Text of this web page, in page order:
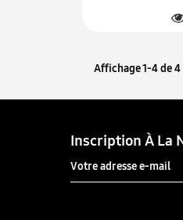
Affichage 1-4 de
Inscription À La